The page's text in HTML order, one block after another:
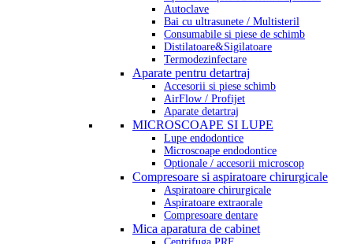
Autoclave
Bai cu ultrasunete / Multisteril
Consumabile si piese de schimb
Distilatoare&Sigilatoare
Termodezinfectare
Aparate pentru detartraj
Accesorii si piese schimb
AirFlow / Profijet
Aparate detartraj
MICROSCOAPE SI LUPE
Lupe endodontice
Microscoape endodontice
Optionale / accesorii microscop
Compresoare si aspiratoare chirurgicale
Aspiratoare chirurgicale
Aspiratoare extraorale
Compresoare dentare
Mica aparatura de cabinet